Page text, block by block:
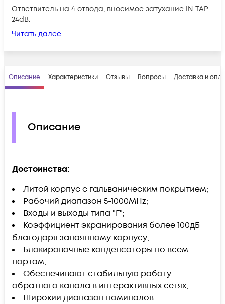
Ответвитель на 4 отвода, вносимое затухание IN-TAP
24dB.
Читать далее
Описание Характеристики Отзывы Вопросы Доставка и
Описание
Достоинства:
Литой корпус с гальваническим покрытием;
Рабочий диапазон 5-1000MHz;
Входы и выходы типа "F";
Коэффициент экранирования более 100дБ
благодаря запаянному корпусу;
Блокировочные конденсаторы по всем
портам;
Обеспечивают стабильную работу
обратного канала в интерактивных сетях;
Широкий диапазон номиналов.